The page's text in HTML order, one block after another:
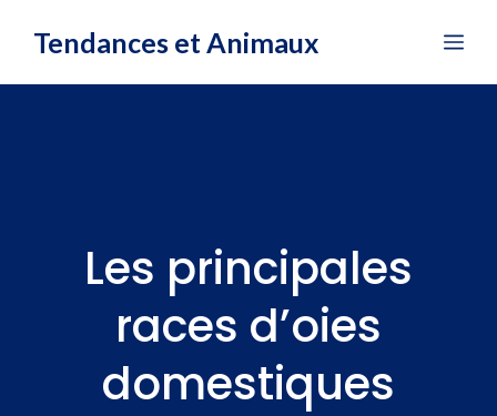
Tendances et Animaux
Les principales
races d’oies
domestiques